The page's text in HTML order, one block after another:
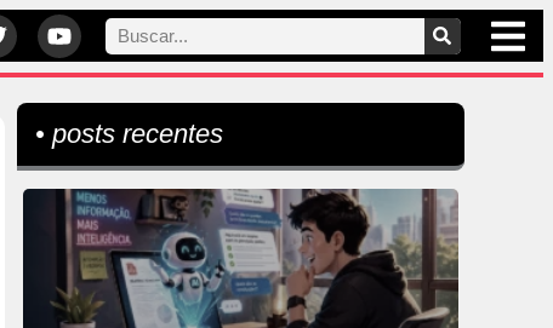
• posts recentes